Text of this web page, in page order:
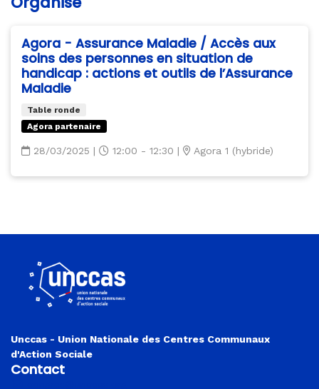
Agora - Assurance Maladie / Accès aux
soins des personnes en situation de
handicap : actions et outils de l’Assurance
Maladie
Table ronde
Agora partenaire
28/03/2025 | 12:00 - 12:30 | Agora 1 (hybride)
Unccas - Union Nationale des Centres Communaux
d'Action Sociale
Contact